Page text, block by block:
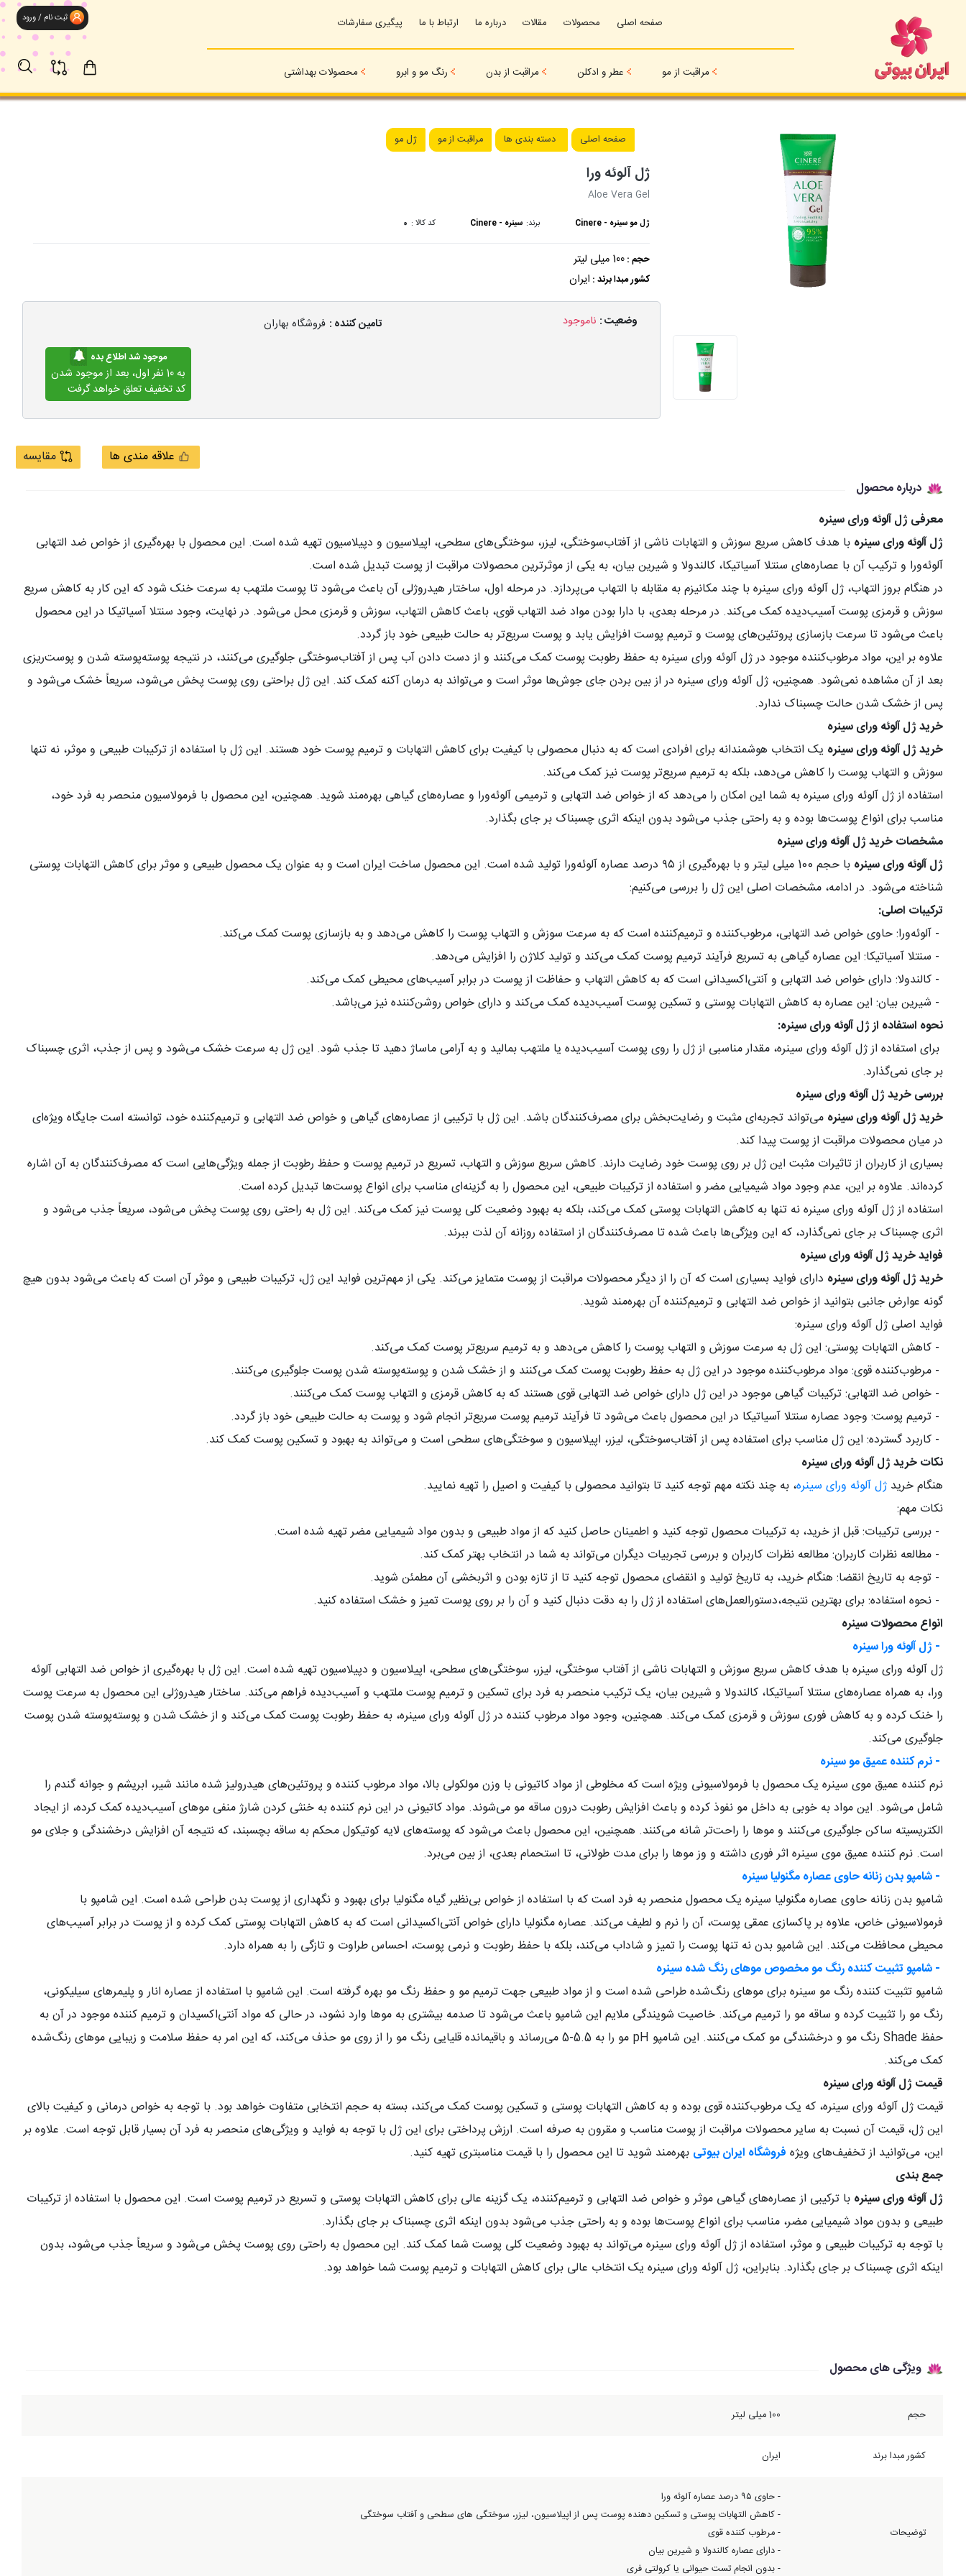
صفحه اصلی محصولات مقالات درباره ما ارتباط با ما پیگیری سفارشات ثبت نام / ورود
مراقبت از مو عطر و ادکلن مراقبت از بدن رنگ مو و ابرو محصولات بهداشتی
صفحه اصلی دسته بندی ها مراقبت از مو ژل مو
ژل آلوئه ورا
Aloe Vera Gel
ژل مو سینره - Cinere برند: سینره - Cinere کد کالا : 0
حجم :100 میلی لیتر
کشور مبدا برند : ایران
وضعیت : ناموجود تامین کننده : فروشگاه بهاران
موجود شد اطلاع بده
به 10 نفر اول، بعد از موجود شدن
کد تخفیف تعلق خواهد گرفت
علاقه مندی ها
مقایسه
درباره محصول
معرفی ژل آلوئه ورای سینره
ژل آلوئه ورای سینره با هدف کاهش سریع سوزش و التهابات ناشی از آفتاب‌سوختگی، لیزر، سوختگی‌های سطحی، اپیلاسیون و دپیلاسیون تهیه شده است. این محصول با بهره‌گیری از خواص ضد التهابی
آلوئه‌ورا و ترکیب آن با عصاره‌های سنتلا آسیاتیکا، کالندولا و شیرین بیان، به یکی از موثرترین محصولات مراقبت از پوست تبدیل شده است.
در هنگام بروز التهاب، ژل آلوئه ورای سینره با چند مکانیزم به مقابله با التهاب می‌پردازد. در مرحله اول، ساختار هیدروژلی آن باعث می‌شود تا پوست ملتهب به سرعت خنک شود که این کار به کاهش سریع
سوزش و قرمزی پوست آسیب‌دیده کمک می‌کند. در مرحله بعدی، با دارا بودن مواد ضد التهاب قوی، باعث کاهش التهاب، سوزش و قرمزی محل می‌شود. در نهایت، وجود سنتلا آسیاتیکا در این محصول
باعث می‌شود تا سرعت بازسازی پروتئین‌های پوست و ترمیم پوست افزایش یابد و پوست سریع‌تر به حالت طبیعی خود باز گردد.
علاوه بر این، مواد مرطوب‌کننده موجود در ژل آلوئه ورای سینره به حفظ رطوبت پوست کمک می‌کنند و از دست دادن آب پس از آفتاب‌سوختگی جلوگیری می‌کنند، در نتیجه پوسته‌پوسته شدن و پوست‌ریزی
بعد از آن مشاهده نمی‌شود. همچنین، ژل آلوئه ورای سینره در از بین بردن جای جوش‌ها موثر است و می‌تواند به درمان آکنه کمک کند. این ژل براحتی روی پوست پخش می‌شود، سریعاً خشک می‌شود و
پس از خشک شدن حالت چسبناک ندارد.
خرید ژل آلوئه ورای سینره
خرید ژل آلوئه ورای سینره یک انتخاب هوشمندانه برای افرادی است که به دنبال محصولی با کیفیت برای کاهش التهابات و ترمیم پوست خود هستند. این ژل با استفاده از ترکیبات طبیعی و موثر، نه تنها
سوزش و التهاب پوست را کاهش می‌دهد، بلکه به ترمیم سریع‌تر پوست نیز کمک می‌کند.
استفاده از ژل آلوئه ورای سینره به شما این امکان را می‌دهد که از خواص ضد التهابی و ترمیمی آلوئه‌ورا و عصاره‌های گیاهی بهره‌مند شوید. همچنین، این محصول با فرمولاسیون منحصر به فرد خود،
مناسب برای انواع پوست‌ها بوده و به راحتی جذب می‌شود بدون اینکه اثری چسبناک بر جای بگذارد.
مشخصات خرید ژل آلوئه ورای سینره
ژل آلوئه ورای سینره
با حجم 100 میلی لیتر و با بهره‌گیری از ۹۵ درصد عصاره آلوئه‌ورا تولید شده است. این محصول ساخت ایران است و به عنوان یک محصول طبیعی و موثر برای کاهش التهابات پوستی
شناخته می‌شود. در ادامه، مشخصات اصلی این ژل را بررسی می‌کنیم:
ترکیبات اصلی:
- آلوئه‌ورا: حاوی خواص ضد التهابی، مرطوب‌کننده و ترمیم‌کننده است که به سرعت سوزش و التهاب پوست را کاهش می‌دهد و به بازسازی پوست کمک می‌کند.
- سنتلا آسیاتیکا: این عصاره گیاهی به تسریع فرآیند ترمیم پوست کمک می‌کند و تولید کلاژن را افزایش می‌دهد.
- کالندولا: دارای خواص ضد التهابی و آنتی‌اکسیدانی است که به کاهش التهاب و حفاظت از پوست در برابر آسیب‌های محیطی کمک می‌کند.
- شیرین بیان: این عصاره به کاهش التهابات پوستی و تسکین پوست آسیب‌دیده کمک می‌کند و دارای خواص روشن‌کننده نیز می‌باشد.
نحوه استفاده از ژل آلوئه ورای سینره:
برای استفاده از ژل آلوئه ورای سینره، مقدار مناسبی از ژل را روی پوست آسیب‌دیده یا ملتهب بمالید و به آرامی ماساژ دهید تا جذب شود. این ژل به سرعت خشک می‌شود و پس از جذب، اثری چسبناک
بر جای نمی‌گذارد.
بررسی خرید ژل آلوئه ورای سینره
خرید ژل آلوئه ورای سینره می‌تواند تجربه‌ای مثبت و رضایت‌بخش برای مصرف‌کنندگان باشد. این ژل با ترکیبی از عصاره‌های گیاهی و خواص ضد التهابی و ترمیم‌کننده خود، توانسته است جایگاه ویژه‌ای
در میان محصولات مراقبت از پوست پیدا کند.
بسیاری از کاربران از تاثیرات مثبت این ژل بر روی پوست خود رضایت دارند. کاهش سریع سوزش و التهاب، تسریع در ترمیم پوست و حفظ رطوبت از جمله ویژگی‌هایی است که مصرف‌کنندگان به آن اشاره
کرده‌اند. علاوه بر این، عدم وجود مواد شیمیایی مضر و استفاده از ترکیبات طبیعی، این محصول را به گزینه‌ای مناسب برای انواع پوست‌ها تبدیل کرده است.
استفاده از ژل آلوئه ورای سینره نه تنها به کاهش التهابات پوستی کمک می‌کند، بلکه به بهبود وضعیت کلی پوست نیز کمک می‌کند. این ژل به راحتی روی پوست پخش می‌شود، سریعاً جذب می‌شود و
اثری چسبناک بر جای نمی‌گذارد، که این ویژگی‌ها باعث شده تا مصرف‌کنندگان از استفاده روزانه آن لذت ببرند.
فواید خرید ژل آلوئه ورای سینره
خرید ژل آلوئه ورای سینره دارای فواید بسیاری است که آن را از دیگر محصولات مراقبت از پوست متمایز می‌کند. یکی از مهم‌ترین فواید این ژل، ترکیبات طبیعی و موثر آن است که باعث می‌شود بدون هیچ
گونه عوارض جانبی بتوانید از خواص ضد التهابی و ترمیم‌کننده آن بهره‌مند شوید.
فواید اصلی ژل آلوئه ورای سینره:
- کاهش التهابات پوستی: این ژل به سرعت سوزش و التهاب پوست را کاهش می‌دهد و به ترمیم سریع‌تر پوست کمک می‌کند.
- مرطوب‌کننده قوی: مواد مرطوب‌کننده موجود در این ژل به حفظ رطوبت پوست کمک می‌کنند و از خشک شدن و پوسته‌پوسته شدن پوست جلوگیری می‌کنند.
- خواص ضد التهابی: ترکیبات گیاهی موجود در این ژل دارای خواص ضد التهابی قوی هستند که به کاهش قرمزی و التهاب پوست کمک می‌کنند.
- ترمیم پوست: وجود عصاره سنتلا آسیاتیکا در این محصول باعث می‌شود تا فرآیند ترمیم پوست سریع‌تر انجام شود و پوست به حالت طبیعی خود باز گردد.
- کاربرد گسترده: این ژل مناسب برای استفاده پس از آفتاب‌سوختگی، لیزر، اپیلاسیون و سوختگی‌های سطحی است و می‌تواند به بهبود و تسکین پوست کمک کند.
نکات خرید ژل آلوئه ورای سینره
هنگام خرید ژل آلوئه ورای سینره، به چند نکته مهم توجه کنید تا بتوانید محصولی با کیفیت و اصیل را تهیه نمایید.
نکات مهم:
- بررسی ترکیبات: قبل از خرید، به ترکیبات محصول توجه کنید و اطمینان حاصل کنید که از مواد طبیعی و بدون مواد شیمیایی مضر تهیه شده است.
- مطالعه نظرات کاربران: مطالعه نظرات کاربران و بررسی تجربیات دیگران می‌تواند به شما در انتخاب بهتر کمک کند.
- توجه به تاریخ انقضا: هنگام خرید، به تاریخ تولید و انقضای محصول توجه کنید تا از تازه بودن و اثربخشی آن مطمئن شوید.
- نحوه استفاده: برای بهترین نتیجه،دستورالعمل‌های استفاده از ژل را به دقت دنبال کنید و آن را بر روی پوست تمیز و خشک استفاده کنید.
انواع محصولات سینره
- ژل آلوئه ورا سینره
ژل آلوئه ورای سینره با هدف کاهش سریع سوزش و التهابات ناشی از آفتاب سوختگی، لیزر، سوختگی‌های سطحی، اپیلاسیون و دپیلاسیون تهیه شده است. این ژل با بهره‌گیری از خواص ضد التهابی آلوئه
ورا، به همراه عصاره‌های سنتلا آسیاتیکا، کالندولا و شیرین بیان، یک ترکیب منحصر به فرد برای تسکین و ترمیم پوست ملتهب و آسیب‌دیده فراهم می‌کند. ساختار هیدروژلی این محصول به سرعت پوست
را خنک کرده و به کاهش فوری سوزش و قرمزی کمک می‌کند. همچنین، وجود مواد مرطوب کننده در ژل آلوئه ورای سینره، به حفظ رطوبت پوست کمک می‌کند و از خشک شدن و پوسته‌پوسته شدن پوست
جلوگیری می‌کند.
-نرم کننده عمیق مو سینره
نرم کننده عمیق موی سینره یک محصول با فرمولاسیونی ویژه است که مخلوطی از مواد کاتیونی با وزن مولکولی بالا، مواد مرطوب کننده و پروتئین‌های هیدرولیز شده مانند شیر، ابریشم و جوانه گندم را
شامل می‌شود. این مواد به خوبی به داخل مو نفوذ کرده و باعث افزایش رطوبت درون ساقه مو می‌شوند. مواد کاتیونی در این نرم کننده به خنثی کردن شارژ منفی موهای آسیب‌دیده کمک کرده، از ایجاد
الکتریسیته ساکن جلوگیری می‌کنند و موها را راحت‌تر شانه می‌کنند. همچنین، این محصول باعث می‌شود که پوسته‌های لایه کوتیکول محکم به ساقه بچسبند، که نتیجه آن افزایش درخشندگی و جلای مو
است. نرم کننده عمیق موی سینره اثر فوری داشته و وز موها را برای مدت طولانی، تا استحمام بعدی، از بین می‌برد.
-شامپو بدن زنانه حاوی عصاره مگنولیا سینره
شامپو بدن زنانه حاوی عصاره مگنولیا سینره یک محصول منحصر به فرد است که با استفاده از خواص بی‌نظیر گیاه مگنولیا برای بهبود و نگهداری از پوست بدن طراحی شده است. این شامپو با
فرمولاسیونی خاص، علاوه بر پاکسازی عمقی پوست، آن را نرم و لطیف می‌کند. عصاره مگنولیا دارای خواص آنتی‌اکسیدانی است که به کاهش التهابات پوستی کمک کرده و از پوست در برابر آسیب‌های
محیطی محافظت می‌کند. این شامپو بدن نه تنها پوست را تمیز و شاداب می‌کند، بلکه با حفظ رطوبت و نرمی پوست، احساس طراوت و تازگی را به همراه دارد.
-شامپو تثبیت کننده رنگ مو مخصوص موهای رنگ شده سینره
شامپو تثبیت کننده رنگ مو سینره برای موهای رنگ‌شده طراحی شده است و از مواد طبیعی جهت ترمیم مو و حفظ رنگ مو بهره گرفته است. این شامپو با استفاده از عصاره انار و پلیمرهای سیلیکونی،
رنگ مو را تثبیت کرده و ساقه مو را ترمیم می‌کند. خاصیت شویندگی ملایم این شامپو باعث می‌شود تا صدمه بیشتری به موها وارد نشود، در حالی که مواد آنتی‌اکسیدان و ترمیم کننده موجود در آن به
حفظShade رنگ مو و درخشندگی مو کمک می‌کنند. این شامپو pH
مو را به 5.5-5 می‌رساند و باقیمانده قلیایی رنگ مو را از روی مو حذف می‌کند، که این امر به حفظ سلامت و زیبایی موهای رنگ‌شده
کمک می‌کند.
قیمت ژل آلوئه ورای سینره
قیمت ژل آلوئه ورای سینره، که یک مرطوب‌کننده قوی بوده و به کاهش التهابات پوستی و تسکین پوست کمک می‌کند، بسته به حجم انتخابی متفاوت خواهد بود. با توجه به خواص درمانی و کیفیت بالای
این ژل، قیمت آن نسبت به سایر محصولات مراقبت از پوست مناسب و مقرون به صرفه است. ارزش پرداختی برای این ژل با توجه به فواید و ویژگی‌های منحصر به فرد آن بسیار قابل توجه است. علاوه بر
این، می‌توانید از تخفیف‌های ویژه فروشگاه ایران بیوتی بهره‌مند شوید تا این محصول را با قیمت مناسبتری تهیه کنید.
جمع بندی
ژل آلوئه ورای سینره با ترکیبی از عصاره‌های گیاهی موثر و خواص ضد التهابی و ترمیم‌کننده، یک گزینه عالی برای کاهش التهابات پوستی و تسریع در ترمیم پوست است. این محصول با استفاده از ترکیبات
طبیعی و بدون مواد شیمیایی مضر، مناسب برای انواع پوست‌ها بوده و به راحتی جذب می‌شود بدون اینکه اثری چسبناک بر جای بگذارد.
با توجه به ترکیبات طبیعی و موثر، استفاده از ژل آلوئه ورای سینره می‌تواند به بهبود وضعیت کلی پوست شما کمک کند. این محصول به راحتی روی پوست پخش می‌شود و سریعاً جذب می‌شود، بدون
اینکه اثری چسبناک بر جای بگذارد. بنابراین، ژل آلوئه ورای سینره یک انتخاب عالی برای کاهش التهابات و ترمیم پوست شما خواهد بود.
ویژگی های محصول
حجم 100 میلی لیتر
کشور مبدا برند ایران
توضیحات
- حاوی ۹۵ درصد عصاره آلوئه ورا
- کاهش التهابات پوستی و تسکین دهنده پوست پس از اپیلاسیون، لیزر، سوختگی های سطحی و آفتاب سوختگی
- مرطوب کننده قوی
- دارای عصاره کالندولا و شیرین بیان
- بدون انجام تست حیوانی یا کرولتی فری